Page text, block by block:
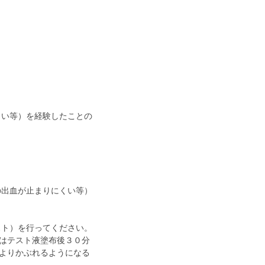
等）を経験したことの
血が止まりにくい等）
）を行ってください。
テスト液塗布後３０分
りかぶれるようになる